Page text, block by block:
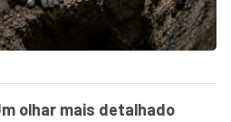
olhar mais detalhado